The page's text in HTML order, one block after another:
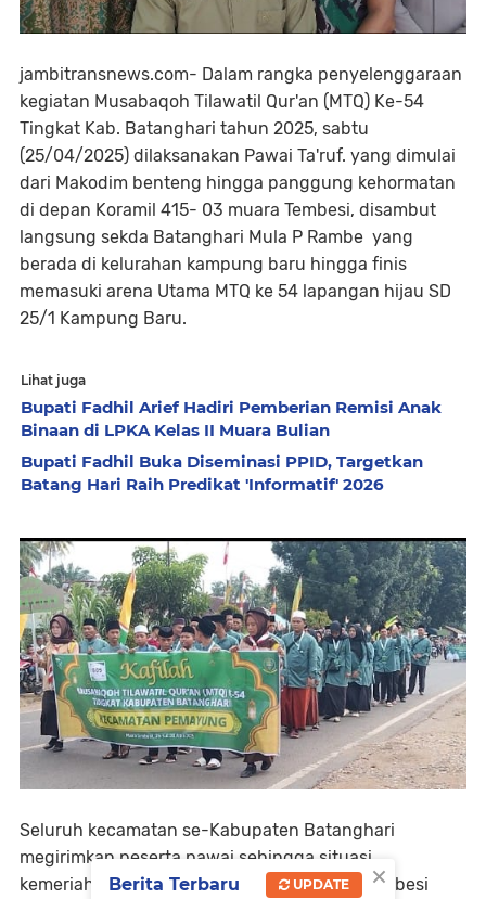
jambitransnews.com- Dalam rangka penyelenggaraan
kegiatan Musabaqoh Tilawatil Qur'an (MTQ) Ke-54
Tingkat Kab. Batanghari tahun 2025, sabtu
(25/04/2025) dilaksanakan Pawai Ta'ruf. yang dimulai
dari Makodim benteng hingga panggung kehormatan
di depan Koramil 415- 03 muara Tembesi, disambut
langsung sekda Batanghari Mula P Rambe yang
berada di kelurahan kampung baru hingga finis
memasuki arena Utama MTQ ke 54 lapangan hijau SD
25/1 Kampung Baru.
Lihat juga
Bupati Fadhil Arief Hadiri Pemberian Remisi Anak
Binaan di LPKA Kelas II Muara Bulian
Bupati Fadhil Buka Diseminasi PPID, Targetkan
Batang Hari Raih Predikat 'Informatif' 2026
Seluruh kecamatan se-Kabupaten Batanghari
megirimkan peserta pawai sehingga situasi
kemeriahan tampak memadati jalan lintas Tembesi
×
Berita Terbaru UPDATE